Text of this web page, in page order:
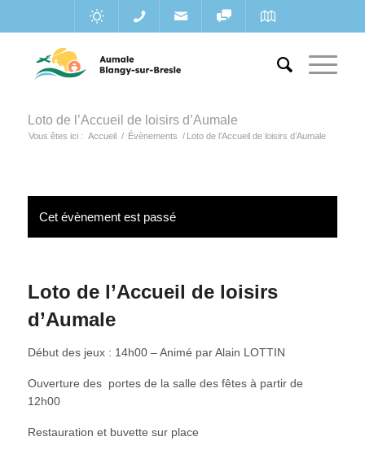
Loto de l’Accueil de loisirs d’Aumale
Vous êtes ici : Accueil / Évènements / Loto de l’Accueil de loisirs d’Aumale
Cet évènement est passé
Loto de l’Accueil de loisirs
d’Aumale
Début des jeux : 14h00 – Animé par Alain LOTTIN
Ouverture des portes de la salle des fêtes à partir de
12h00
Restauration et buvette sur place